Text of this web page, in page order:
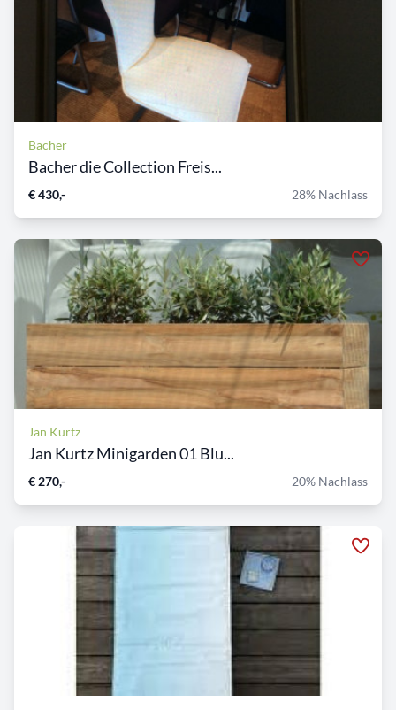
Bacher
Bacher die Collection Freis...
€ 430,- 28% Nachlass
Jan Kurtz
Jan Kurtz Minigarden 01 Blu...
€ 270,- 20% Nachlass